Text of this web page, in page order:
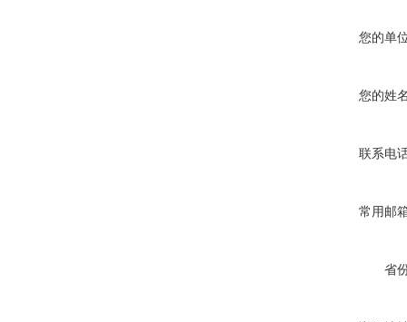
您的单
您的姓
联系电
常用邮
省